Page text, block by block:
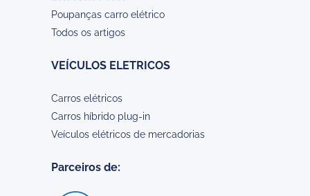
Poupanças carro elétrico
Todos os artigos
VEÍCULOS ELETRICOS
Carros elétricos
Carros híbrido plug-in
Veículos elétricos de mercadorias
Parceiros de: